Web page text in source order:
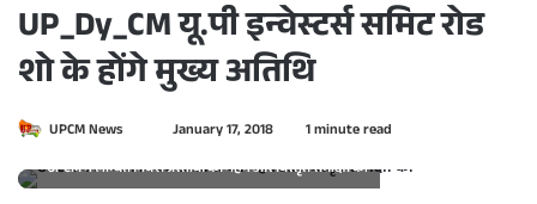
UP_Dy_CM यू.पी इन्वेस्टर्स समिट रोड
शो के होंगे मुख्य अतिथि
UPCM News
n
January 17, 2018
1 minute read
UPCM ने लम्बित निवेश प्रस्तावों की गहन और विस्तृत समीक्षा की